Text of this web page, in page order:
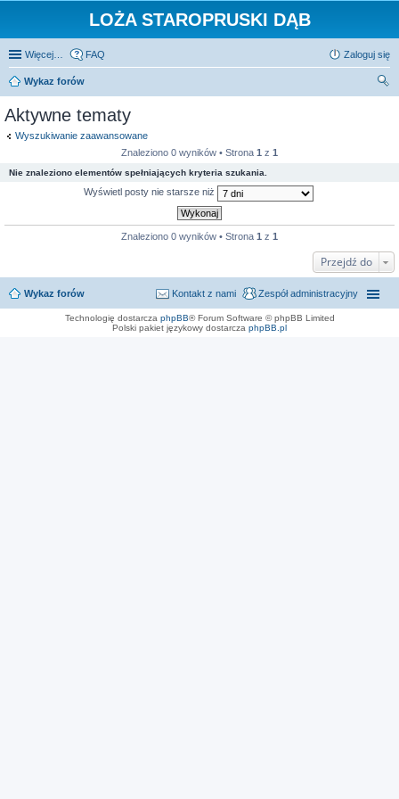
LOŻA STAROPRUSKI DĄB
Więcej… FAQ Zaloguj się
Wykaz forów
Aktywne tematy
Wyszukiwanie zaawansowane
Znaleziono 0 wyników • Strona 1 z 1
Nie znaleziono elementów spełniających kryteria szukania.
Wyświetl posty nie starsze niż
Znaleziono 0 wyników • Strona 1 z 1
Przejdź do
Wykaz forów Zespół administracyjny
Kontakt z nami
Technologię dostarcza phpBB® Forum Software © phpBB Limited
Polski pakiet językowy dostarcza phpBB.pl